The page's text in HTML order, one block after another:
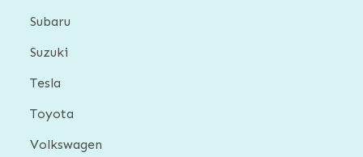
Subaru
Suzuki
Tesla
Toyota
Volkswagen